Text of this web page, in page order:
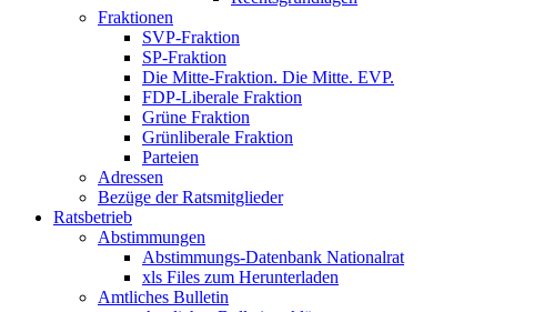
Fraktionen
SVP-Fraktion
SP-Fraktion
Die Mitte-Fraktion. Die Mitte. EVP.
FDP-Liberale Fraktion
Grüne Fraktion
Grünliberale Fraktion
Parteien
Adressen
Bezüge der Ratsmitglieder
Ratsbetrieb
Abstimmungen
Abstimmungs-Datenbank Nationalrat
xls Files zum Herunterladen
Amtliches Bulletin